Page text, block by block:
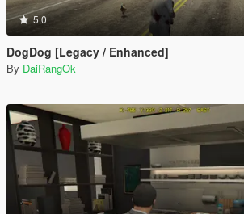
5.0
DogDog [Legacy / Enhanced]
By DaiRangOk